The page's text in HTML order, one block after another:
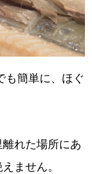
も簡単に、ほぐ
れた場所にあ
ません。